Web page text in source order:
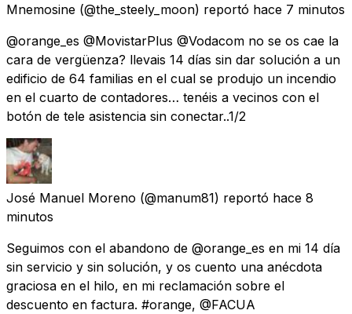
Mnemosine (@the_steely_moon) reportó hace 7 minutos
@orange_es @MovistarPlus @Vodacom no se os cae la
cara de vergüenza? llevais 14 días sin dar solución a un
edificio de 64 familias en el cual se produjo un incendio
en el cuarto de contadores… tenéis a vecinos con el
botón de tele asistencia sin conectar..1/2
José Manuel Moreno (@manum81) reportó hace 8
minutos
Seguimos con el abandono de @orange_es en mi 14 día
sin servicio y sin solución, y os cuento una anécdota
graciosa en el hilo, en mi reclamación sobre el
descuento en factura. #orange, @FACUA